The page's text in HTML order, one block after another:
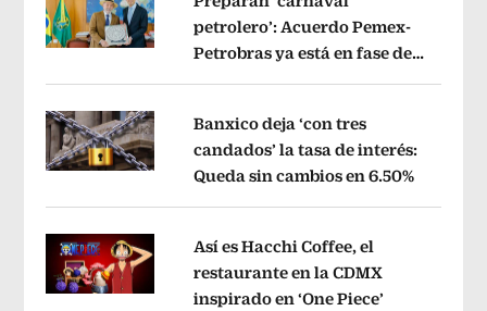
Opens in new window
petrolero’: Acuerdo Pemex-
Petrobras ya está en fase de
Opens in new window
Banxico deja ‘con tres
candados’ la tasa de interés:
Queda sin cambios en 6.50%Opens
Opens in new window
Así es Hacchi Coffee, el
restaurante en la CDMX
inspirado en ‘One Piece’